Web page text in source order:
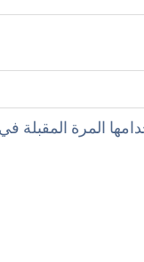
المرة المقبلة